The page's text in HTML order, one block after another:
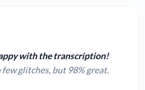
with the transcription!
few glitches, but 98% great.